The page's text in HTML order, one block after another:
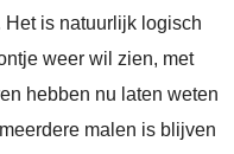
Het is natuurlijk logisch
weer wil zien, met
hebben nu laten weten
malen is blijven